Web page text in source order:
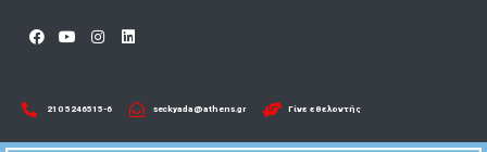
210 5246515-6​ seckyada@athens.gr Γίνε εθελοντής